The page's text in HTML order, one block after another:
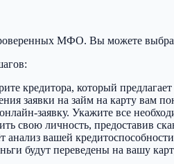
МФО. Вы можете
кредитора, который
заявки на займ на карту вам
заявку. Укажите все
свою личность, предоставив
вашей
будут переведены на вашу